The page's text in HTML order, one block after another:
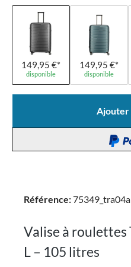
149,95 €*
disponible
149,95 €*
disponible
Ajouter
Référence:
Valise à roulettes
L – 105 litres